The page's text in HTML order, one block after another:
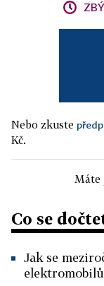
Nebo zkuste
Kč.
Máte
Co se
Jak se